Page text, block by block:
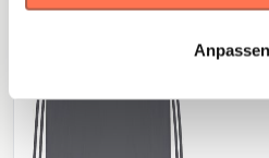
Anpassen